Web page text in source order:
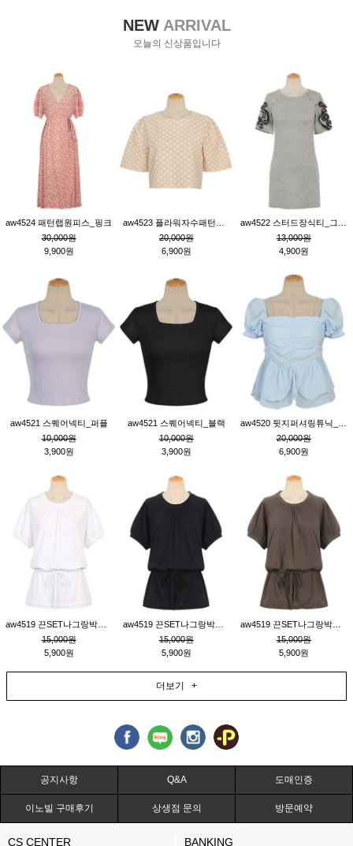
NEWARRIVAL
오늘의 신상품입니다
aw4524 패턴랩원피스_핑크
30,000원
9,900원
20,000원
6,900원
13,000원
4,900원
aw4521 스퀘어넥티_퍼플
10,000원
3,900원
aw4521 스퀘어넥티_블랙
10,000원
3,900원
20,000원
6,900원
15,000원
5,900원
15,000원
5,900원
15,000원
5,900원
더보기 +
공지사항 Q&A 도매인증
이노빌 구매후기 상생점 문의 방문예약
CS CENTER BANKING